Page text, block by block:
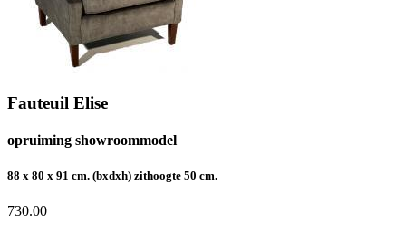
Fauteuil Elise
opruiming showroommodel
88 x 80 x 91 cm. (bxdxh) zithoogte 50 cm.
730.00